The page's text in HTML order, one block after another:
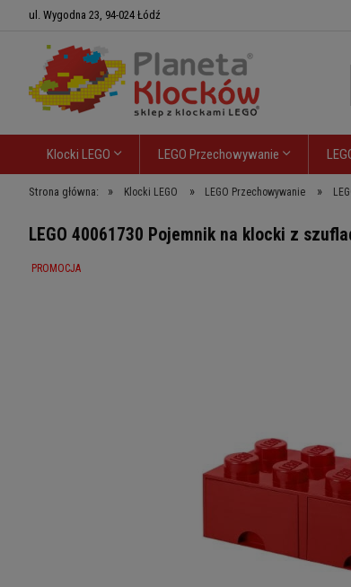
ul. Wygodna 23, 94-024 Łódź
Klocki LEGO LEGO Przechowywanie
Strona główna: » Klocki LEGO » LEGO Przechowywanie »
LEGO 40061730 Pojemnik na klocki z
PROMOCJA